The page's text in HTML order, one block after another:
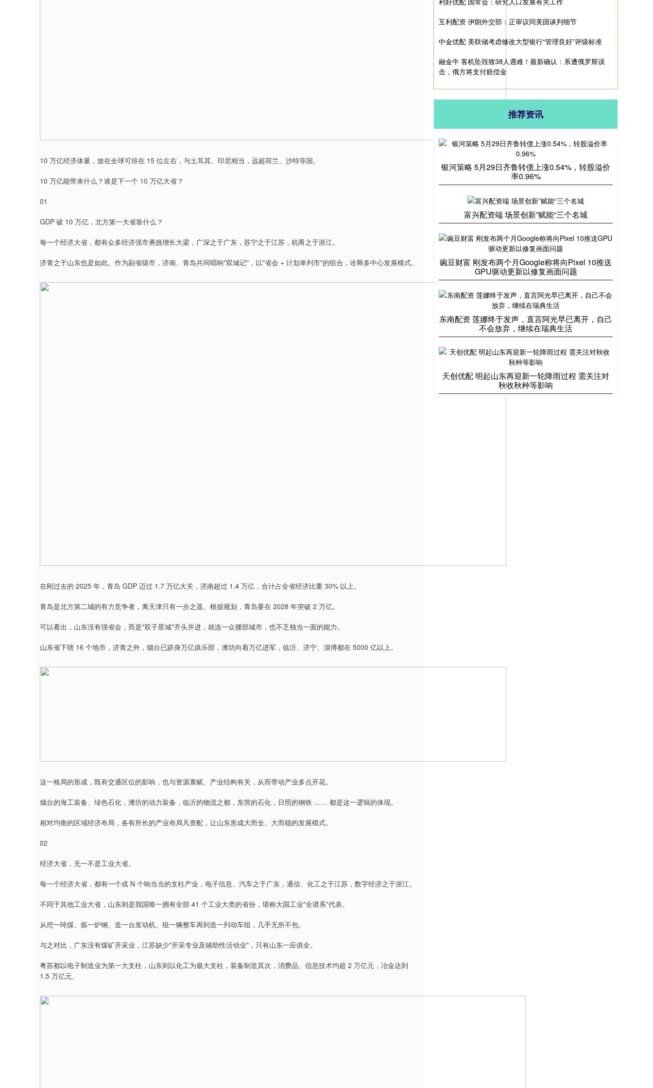
10 万亿经济体量，放在全球可排在 15 位左右，与土耳其、印尼相当，远超荷兰、沙特等国。
10 万亿能带来什么？谁是下一个 10 万亿大省？
01
GDP 破 10 万亿，北方第一大省靠什么？
每一个经济大省，都有众多经济强市勇挑增长大梁，广深之于广东，苏宁之于江苏，杭甬之于浙江。
济青之于山东也是如此。作为副省级市，济南、青岛共同唱响"双城记"，以"省会 + 计划单列市"的组合，诠释多中心发展模式。
在刚过去的 2025 年，青岛 GDP 迈过 1.7 万亿大关，济南超过 1.4 万亿，合计占全省经济比重 30% 以上。
青岛是北方第二城的有力竞争者，离天津只有一步之遥。根据规划，青岛要在 2028 年突破 2 万亿。
可以看出，山东没有强省会，而是"双子星城"齐头并进，就连一众腰部城市，也不乏独当一面的能力。
山东省下辖 16 个地市，济青之外，烟台已跻身万亿俱乐部，潍坊向着万亿进军，临沂、济宁、淄博都在 5000 亿以上。
这一格局的形成，既有交通区位的影响，也与资源禀赋、产业结构有关，从而带动产业多点开花。
烟台的海工装备、绿色石化，潍坊的动力装备，临沂的物流之都，东营的石化，日照的钢铁 …… 都是这一逻辑的体现。
相对均衡的区域经济布局，各有所长的产业布局凡资配，让山东形成大而全、大而稳的发展模式。
02
经济大省，无一不是工业大省。
每一个经济大省，都有一个或 N 个响当当的支柱产业，电子信息、汽车之于广东，通信、化工之于江苏，数字经济之于浙江。
不同于其他工业大省，山东则是我国唯一拥有全部 41 个工业大类的省份，堪称大国工业"全谱系"代表。
从挖一吨煤、炼一炉钢、造一台发动机、组一辆整车再到造一列动车组，几乎无所不包。
与之对比，广东没有煤矿开采业，江苏缺少"开采专业及辅助性活动业"，只有山东一应俱全。
粤苏都以电子制造业为第一大支柱，山东则以化工为最大支柱，装备制造其次，消费品、信息技术均超 2 万亿元，冶金达到
1.5 万亿元。
互利配资 伊朗外交部：正审议同美国谈判细节
中金优配 美联储考虑修改大型银行“管理良好”评级标准
融金牛 客机坠毁致38人遇难！最新确认：系遭俄罗斯误
击，俄方将支付赔偿金
推荐资讯
银河策略 5月29日齐鲁转债上涨0.54%，转股溢价
率0.96%
富兴配资端 场景创新”赋能“三个名城
豌豆财富 刚发布两个月Google称将向Pixel 10推送
GPU驱动更新以修复画面问题
东南配资 莲娜终于发声，直言阿光早已离开，自己
不会放弃，继续在瑞典生活
天创优配 明起山东再迎新一轮降雨过程 需关注对
秋收秋种等影响